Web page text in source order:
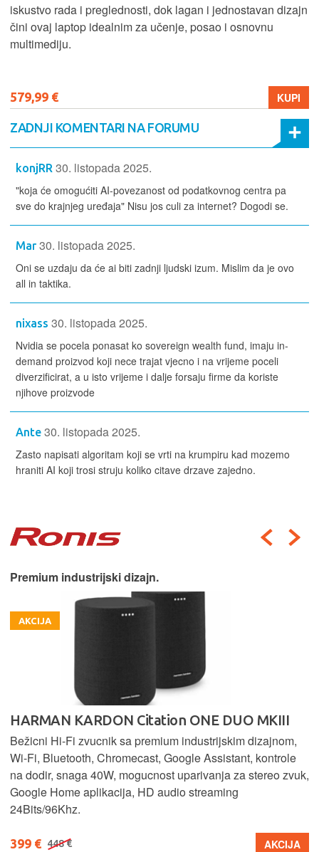
iskustvo rada i preglednosti, dok lagan i jednostavan dizajn
čini ovaj laptop idealnim za učenje, posao i osnovnu
multimediju.
579,99 € KUPI
ZADNJI KOMENTARI NA FORUMU
konjRR 30. listopada 2025.
"koja će omogućiti AI-povezanost od podatkovnog centra pa
sve do krajnjeg uređaja" Nisu jos culi za internet? Dogodi se.
Mar 30. listopada 2025.
Oni se uzdaju da će ai biti zadnji ljudski izum. Mislim da je ovo
all in taktika.
nixass 30. listopada 2025.
Nvidia se pocela ponasat ko sovereign wealth fund, imaju in-
demand proizvod koji nece trajat vjecno i na vrijeme poceli
diverzificirat, a u isto vrijeme i dalje forsaju firme da koriste
njihove proizvode
Ante 30. listopada 2025.
Zasto napisati algoritam koji se vrti na krumpiru kad mozemo
hraniti AI koji trosi struju koliko citave drzave zajedno.
Premium industrijski dizajn.
AKCIJA
HARMAN KARDON Citation ONE DUO MKIII
Bežicni Hi-Fi zvucnik sa premium industrijskim dizajnom,
Wi-Fi, Bluetooth, Chromecast, Google Assistant, kontrole
na dodir, snaga 40W, mogucnost uparivanja za stereo zvuk,
Google Home aplikacija, HD audio streaming
24Bits/96Khz.
399 € 448 € AKCIJA